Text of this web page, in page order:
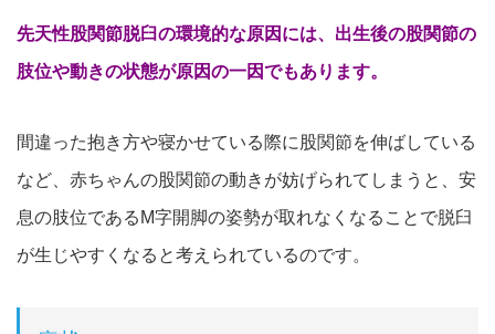
先天性股関節脱臼の環境的な原因には、出生後の股関節の
肢位や動きの状態が原因の一因でもあります。
間違った抱き方や寝かせている際に股関節を伸ばしている
など、赤ちゃんの股関節の動きが妨げられてしまうと、安
息の肢位であるM字開脚の姿勢が取れなくなることで脱臼
が生じやすくなると考えられているのです。